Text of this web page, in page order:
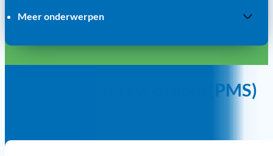
Meer onderwerpen
Endometriose
Ik heb endometriose en ik wil een behandeling kiezen
Premenstrueel syndroom (PMS)